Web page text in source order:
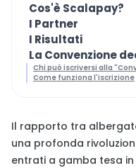
Cos'è Scalapay?
I Partner
I Risultati
La Convenzione
Chi può iscriversi alla
Come funziona l'iscrizione
Il rapporto tra
una profonda
entrati a gamba tesa